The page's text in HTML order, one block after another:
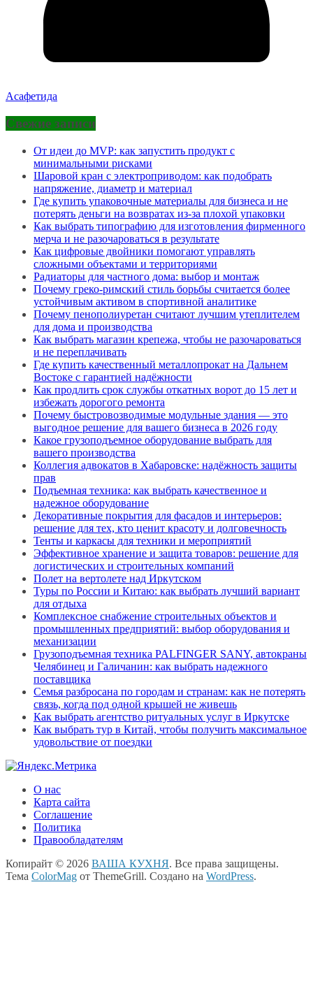
Асафетида
Свежие записи
От идеи до MVP: как запустить продукт с
минимальными рисками
Шаровой кран с электроприводом: как подобрать
напряжение, диаметр и материал
Где купить упаковочные материалы для бизнеса и не
потерять деньги на возвратах из-за плохой упаковки
Как выбрать типографию для изготовления фирменного
мерча и не разочароваться в результате
Как цифровые двойники помогают управлять
сложными объектами и территориями
Радиаторы для частного дома: выбор и монтаж
Почему греко-римский стиль борьбы считается более
устойчивым активом в спортивной аналитике
Почему пенополиуретан считают лучшим утеплителем
для дома и производства
Как выбрать магазин крепежа, чтобы не разочароваться
и не переплачивать
Где купить качественный металлопрокат на Дальнем
Востоке с гарантией надёжности
Как продлить срок службы откатных ворот до 15 лет и
избежать дорогого ремонта
Почему быстровозводимые модульные здания — это
выгодное решение для вашего бизнеса в 2026 году
Какое грузоподъемное оборудование выбрать для
вашего производства
Коллегия адвокатов в Хабаровске: надёжность защиты
прав
Подъемная техника: как выбрать качественное и
надежное оборудование
Декоративные покрытия для фасадов и интерьеров:
решение для тех, кто ценит красоту и долговечность
Тенты и каркасы для техники и мероприятий
Эффективное хранение и защита товаров: решение для
логистических и строительных компаний
Полет на вертолете над Иркутском
Туры по России и Китаю: как выбрать лучший вариант
для отдыха
Комплексное снабжение строительных объектов и
промышленных предприятий: выбор оборудования и
механизации
Грузоподъемная техника PALFINGER SANY, автокраны
Челябинец и Галичанин: как выбрать надежного
поставщика
Семья разбросана по городам и странам: как не потерять
связь, когда под одной крышей не живешь
Как выбрать агентство ритуальных услуг в Иркутске
Как выбрать тур в Китай, чтобы получить максимальное
удовольствие от поездки
О нас
Карта сайта
Соглашение
Политика
Правообладателям
Копирайт © 2026 ВАША КУХНЯ. Все права защищены.
Тема ColorMag от ThemeGrill. Создано на WordPress.